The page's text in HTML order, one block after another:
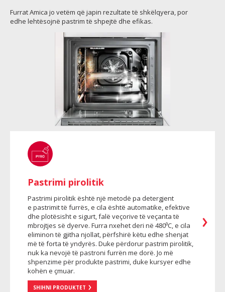
Furrat Amica jo vetëm që japin rezultate të shkëlqyera, por
edhe lehtësojnë pastrim të shpejtë dhe efikas.
Pastrimi pirolitik
Pastrimi pirolitik është një metodë pa detergjent
e pastrimit të furrës, e cila është automatike, efektive
dhe plotësisht e sigurt, falë veçorive të veçanta të
mbrojtjes së dyerve. Furra nxehet deri në 480⁰C, e cila
eliminon të gjitha njollat, përfshirë këtu edhe shenjat
më të forta të yndyrës. Duke përdorur pastrim pirolitik,
nuk ka nevojë të pastroni furrën me dorë. Jo më
shpenzime për produkte pastrimi, duke kursyer edhe
kohën e çmuar.
SHIHNI PRODUKTET